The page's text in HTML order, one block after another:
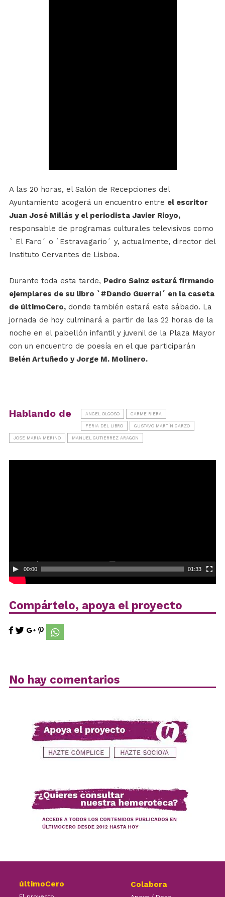
A las 20 horas, el Salón de Recepciones del
Ayuntamiento acogerá un encuentro entre el escritor
Juan José Millás y el periodista Javier Rioyo,
responsable de programas culturales televisivos como
` El Faro´ o `Estravagario´ y, actualmente, director del
Instituto Cervantes de Lisboa.
Durante toda esta tarde, Pedro Sainz estará firmando
ejemplares de su libro `#Dando Guerra!´ en la caseta
de últimoCero,donde también estará este sábado. La
jornada de hoy culminará a partir de las 22 horas de la
noche en el pabellón infantil y juvenil de la Plaza Mayor
con un encuentro de poesía en el que participarán
Belén Artuñedo y Jorge M. Molinero.
Hablando de ANGEL OLGOSO CARME RIERA
FERIA DEL LIBRO GUSTAVO MARTÍN GARZO
JOSE MARIA MERINO MANUEL GUTIERREZ ARAGON
00:00 01:33
Compártelo, apoya el proyecto
No hay comentarios
últimoCero Colabora